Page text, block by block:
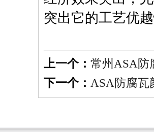
突出它的工艺优
上一个： 常州ASA防
下一个： ASA防腐瓦